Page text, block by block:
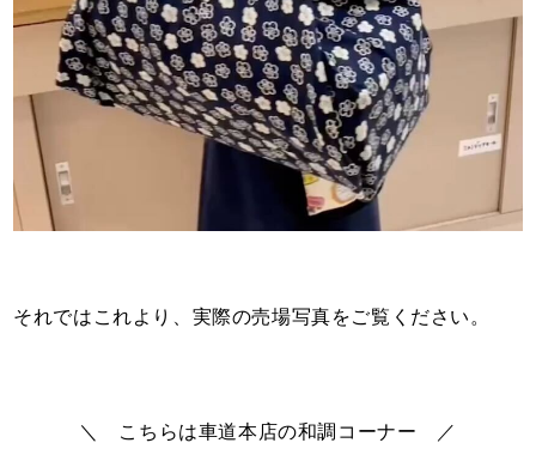
それではこれより、実際の売場写真をご覧ください。
＼ こちらは車道本店の和調コーナー ／